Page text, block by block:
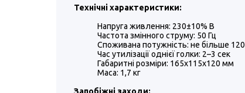
Технічні характеристики:
Напруга живлення: 230±10% В
Частота змінного струму: 50 Гц
Споживана потужність: не більше
Час утилізації однієї голки: 2–3 сек
Габаритні розміри: 165х115х120 мм
Маса: 1,7 кг